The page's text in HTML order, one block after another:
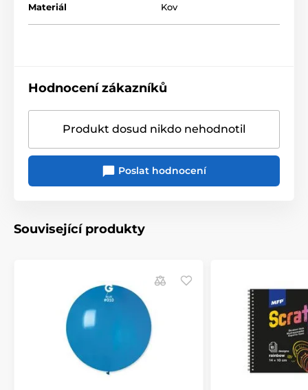
Materiál Kov
Hodnocení zákazníků
Produkt dosud nikdo nehodnotil
Poslat hodnocení
Související produkty